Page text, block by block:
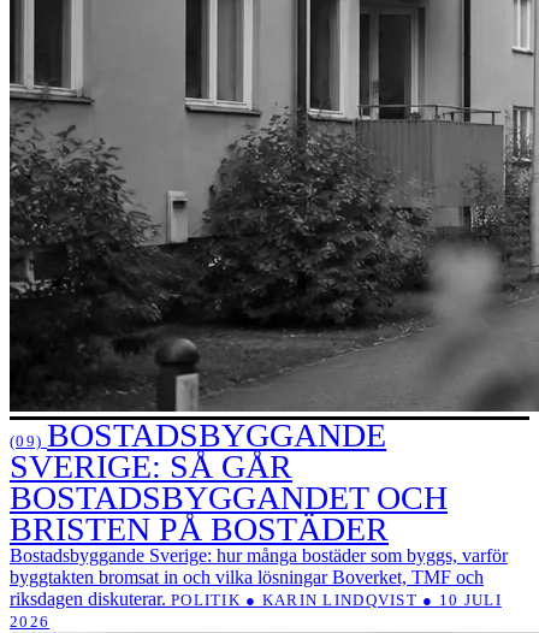
(09) BOSTADSBYGGANDE
SVERIGE: SÅ GÅR
BOSTADSBYGGANDET OCH
BRISTEN PÅ BOSTÄDER
Bostadsbyggande Sverige: hur många bostäder som byggs, varför
byggtakten bromsat in och vilka lösningar Boverket, TMF och
riksdagen diskuterar. POLITIK ● KARIN LINDQVIST ● 10 JULI
2026